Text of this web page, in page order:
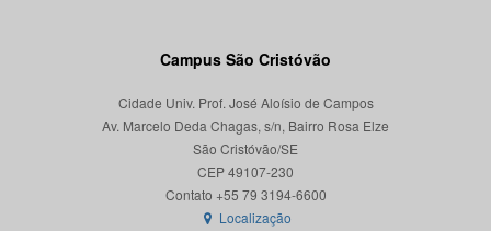
Campus São Cristóvão
Cidade Univ. Prof. José Aloísio de Campos
Av. Marcelo Deda Chagas, s/n, Bairro Rosa Elze
São Cristóvão/SE
CEP 49107-230
Localização